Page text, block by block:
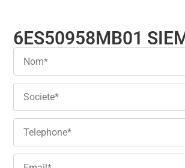
6ES50958MB01